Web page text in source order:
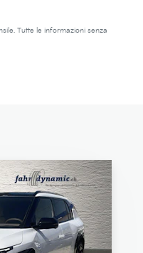
Tutte le informazioni senza